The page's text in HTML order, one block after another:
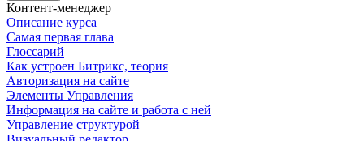
Контент-менеджер
Описание курса
Самая первая глава
Глоссарий
Как устроен Битрикс, теория
Авторизация на сайте
Элементы Управления
Информация на сайте и работа с ней
Управление структурой